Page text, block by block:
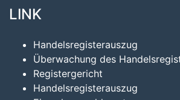
LINK
Handelsregisterauszug
Überwachung des
Registergericht
Handelsregisterauszug